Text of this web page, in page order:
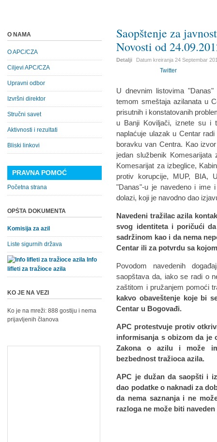
Saopštenje za
Novosti od
Detalji Datum kreiranja24 Septembar
Twitter
U dnevnim listovima
temom smeštaja azilanata u
prisutnih i konstatovanih
u Banji Koviljači, iznete su i
naplaćuje ulazak u Centar
boravku van Centra. Kao
jedan službenik
Komesarijat za izbeglice,
protiv korupcije, MUP, BIA,
"Danas"-u je navedeno i ime
dolazi, koji je navodno dao
Navedeni tražilac azila
svog identiteta i poričući
sadržinom kao i da nema
Centar ili za potvrdu sa
Povodom navedenih
saopštava da, iako se radi o
zaštitom i pružanjem pomoći
kakvo obaveštenje koje bi
Centar u Bogovađi.
APC protestvuje protiv
informisanja s obizom da je
Zakona o azilu i može
bezbednost tražioca azila.
APC je dužan da saopšti i
dao podatke o naknadi za
da nema saznanja i ne
razloga ne može biti
O NAMA
O APC/CZA
Ciljevi APC/CZA
Upravni odbor
Izvršni direktor
Stručni savet
Aktivnosti i rezultati
Bliski linkovi
PRAVNA POMOĆ
Početna strana
OPŠTA DOKUMENTA
Komisija za azil
Liste sigurnih država
Info
lifleti za tražioce azila
KO JE NA VEZI
Ko je na mreži: 888 gostiju i nema
prijavljenih članova